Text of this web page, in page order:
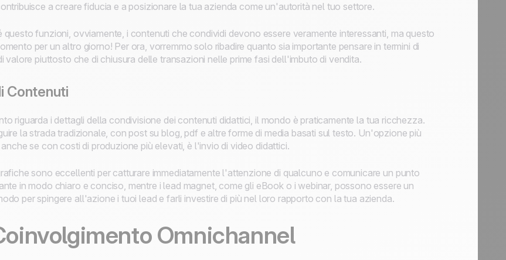
a creare fiducia e a posizionare la tua azienda come un'autorità nel tuo settore.
questo funzioni, ovviamente, i contenuti che condividi devono essere veramente interessanti, ma questo
per un altro giorno! Per ora, vorremmo solo ribadire quanto sia importante pensare in termini di
valore piuttosto che di chiusura delle transazioni nelle prime fasi dell'imbuto di vendita.
Contenuti
riguarda i dettagli della condivisione dei contenuti didattici, il mondo è praticamente la tua ricchezza.
la strada tradizionale, con post su blog, pdf e altre forme di media basati sul testo. Un'opzione più
anche se con costi di produzione più elevati, è l'invio di video didattici.
sono eccellenti per catturare immediatamente l'attenzione di qualcuno e comunicare un punto
in modo chiaro e conciso, mentre i lead magnet, come gli eBook o i webinar, possono essere un
per spingere all'azione i tuoi lead e farli investire di più nel loro rapporto con la tua azienda.
Omnichannel